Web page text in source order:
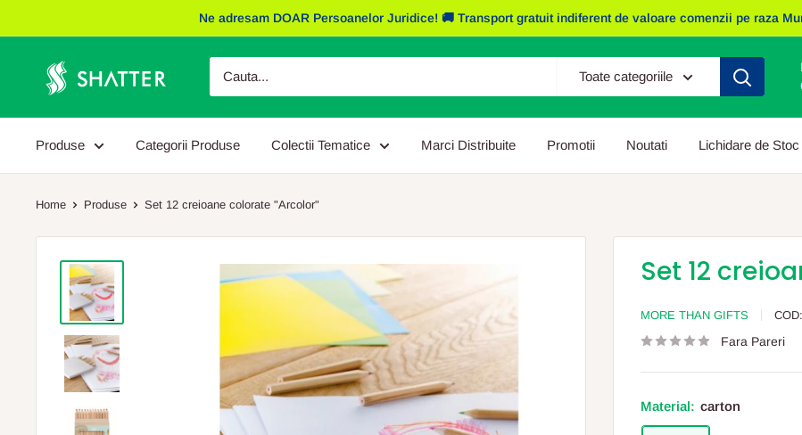
la
Ne adresam DOAR Persoanelor Juridice! 🚚 Transport gratuit indiferent de valoare comenzii pe raza
Obiecte
Promotionale
Shatter
Toate categoriile
Produse Categorii Produse Colectii Tematice Marci Distribuite Promotii Noutati Lichidare de Stoc
Home Produse Set 12 creioane colorate "Arcolor"
Set 12
MORE THAN GIFTS COD:
Fara Pareri
Material: carton